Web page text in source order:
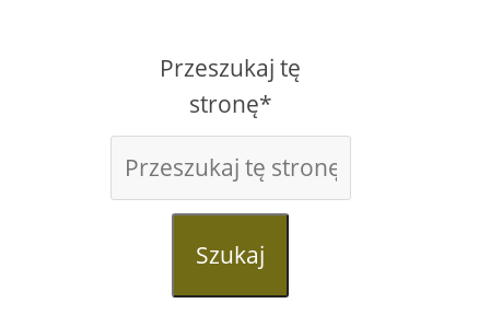
Przeszukaj tę
stronę*
Szukaj